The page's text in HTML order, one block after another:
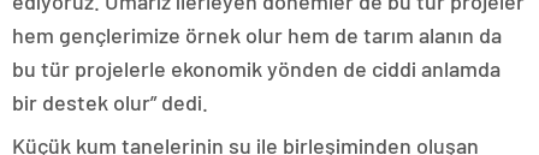
hem gençlerimize örnek olur hem de tarım alanın da
bu tür projelerle ekonomik yönden de ciddi anlamda
bir destek olur” dedi.
Küçük kum tanelerinin su ile birleşiminden oluşan